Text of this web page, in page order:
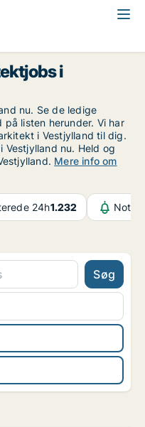
i
nu. Se de ledige
listen herunder. Vi har
i Vestjylland til dig.
Vestjylland nu. Held og
Mere info om
24h1.232
Søg